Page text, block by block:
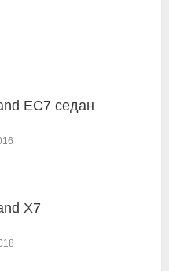
EC7 седан
X7